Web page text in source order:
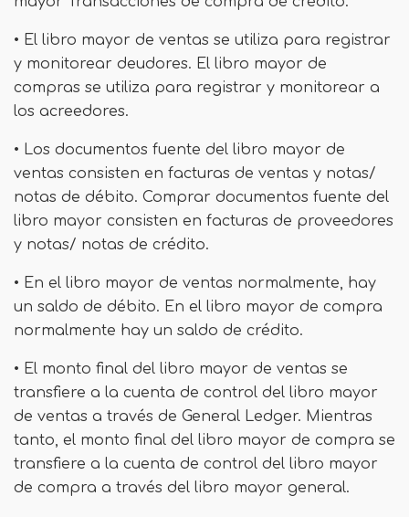
• El libro mayor de ventas se utiliza para registrar
y monitorear deudores. El libro mayor de
compras se utiliza para registrar y monitorear a
los acreedores.
• Los documentos fuente del libro mayor de
ventas consisten en facturas de ventas y notas/
notas de débito. Comprar documentos fuente del
libro mayor consisten en facturas de proveedores
y notas/ notas de crédito.
• En el libro mayor de ventas normalmente, hay
un saldo de débito. En el libro mayor de compra
normalmente hay un saldo de crédito.
• El monto final del libro mayor de ventas se
transfiere a la cuenta de control del libro mayor
de ventas a través de General Ledger. Mientras
tanto, el monto final del libro mayor de compra se
transfiere a la cuenta de control del libro mayor
de compra a través del libro mayor general.